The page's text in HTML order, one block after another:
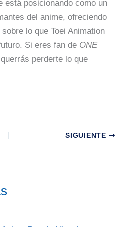
está posicionando como un
del anime, ofreciendo
lo que Toei Animation
Si eres fan de ONE
querrás perderte lo que
SIGUIENTE